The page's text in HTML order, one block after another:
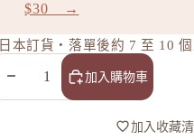
$30 →
日本訂貨・落單後約 7 至 10
減少數量 增加數量
加入購物車
加入收藏